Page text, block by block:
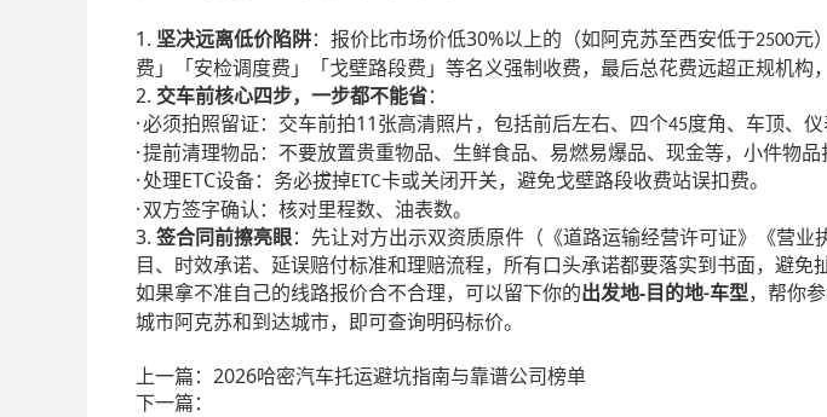
1. 坚决远离低价陷阱：报价比市场价低30%以上的（如阿克苏至西安低于2500元
费」「安检调度费」「戈壁路段费」等名义强制收费，最后总花费远超正规机构
2. 交车前核心四步，一步都不能省：
·必须拍照留证：交车前拍11 张高清照片，包括前后左右、四个45度角、车顶、
·提前清理物品：不要放置贵重物品、生鲜食品、易燃易爆品、现金等，小件物品
· 处理ETC设备：务必拔掉ETC卡或关闭开关，避免戈壁路段收费站误扣费。
· 双方签字确认：核对里程数、油表数。
3. 签合同前擦亮眼：先让对方出示双资质原件（《道路运输经营许可证》《营业
目、时效承诺、延误赔付标准和理赔流程，所有口头承诺都要落实到书面，避免
如果拿不准自己的线路报价合不合理，可以留下你的出发地- 目的地-车型，帮你
城市阿克苏和到达城市，即可查询明码标价。
上一篇： 2026哈密汽车托运避坑指南与靠谱公司榜单
下一篇：